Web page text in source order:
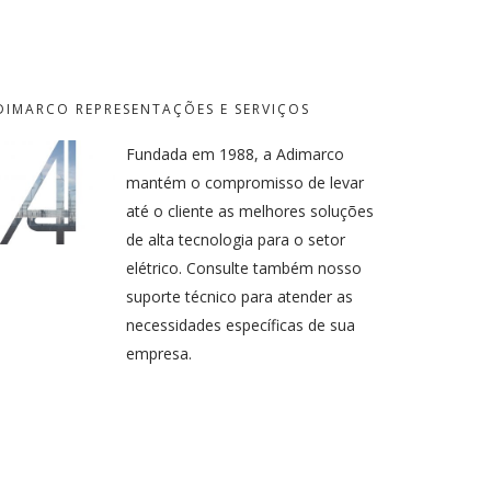
REPRESENTAÇÕES E SERVIÇOS
Fundada em 1988, a Adimarco
mantém o compromisso de levar
até o cliente as melhores soluções
de alta tecnologia para o setor
elétrico. Consulte também nosso
suporte técnico para atender as
necessidades específicas de sua
empresa.